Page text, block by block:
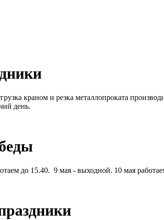
краном и резка металлопроката
день.
до 15.40. 9 мая - выходной. 10 мая